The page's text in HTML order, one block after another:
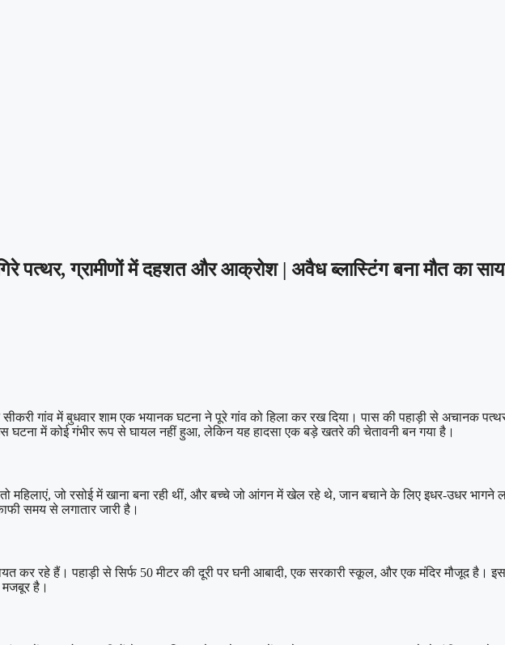
पत्थर, ग्रामीणों में दहशत और आक्रोश | अवैध ब्लास्टिंग बना मौत का
गांव में बुधवार शाम एक भयानक घटना ने पूरे गांव को हिला कर रख दिया। पास की पहाड़ी से अचानक
में कोई गंभीर रूप से घायल नहीं हुआ, लेकिन यह हादसा एक बड़े खतरे की चेतावनी बन गया है।
महिलाएं, जो रसोई में खाना बना रही थीं, और बच्चे जो आंगन में खेल रहे थे, जान बचाने के लिए इधर-उधर भागने
समय से लगातार जारी है।
कर रहे हैं। पहाड़ी से सिर्फ 50 मीटर की दूरी पर घनी आबादी, एक सरकारी स्कूल, और एक मंदिर मौजूद है।
मजबूर है।